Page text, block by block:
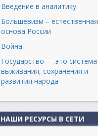
Введение в аналитику
Большевизм – естественная
основа России
Война
Государство — это система
выживания, сохранения и
развития народа
НАШИ РЕСУРСЫ В СЕТИ